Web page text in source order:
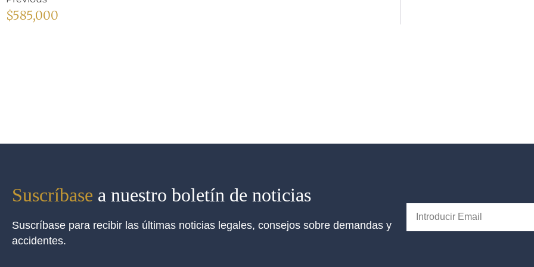
$585,000
Suscríbase a nuestro boletín de noticias
Suscríbase para recibir las últimas noticias legales, consejos sobre demandas y
accidentes.